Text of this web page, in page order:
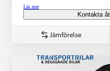
Läs mer
Kontakta
Jämförelse